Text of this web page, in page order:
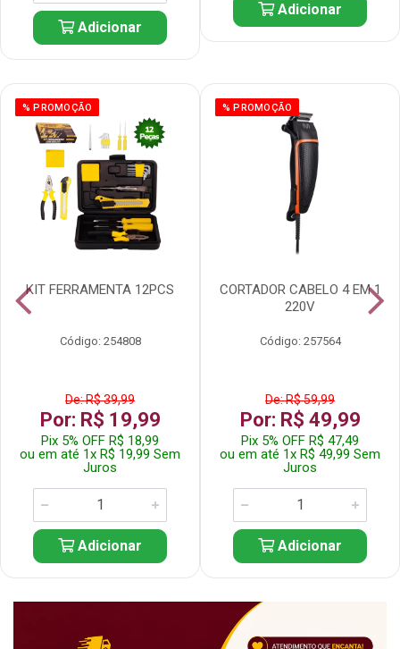
Adicionar
Adicionar
% PROMOÇÃO
KIT FERRAMENTA 12PCS
Código: 254808
De: R$ 39,99
Por: R$ 19,99
Pix 5% OFF R$ 18,99
ou em até 1x R$ 19,99 Sem
Juros
Adicionar
% PROMOÇÃO
CORTADOR CABELO 4 EM 1
220V
Código: 257564
De: R$ 59,99
Por: R$ 49,99
Pix 5% OFF R$ 47,49
ou em até 1x R$ 49,99 Sem
Juros
Adicionar